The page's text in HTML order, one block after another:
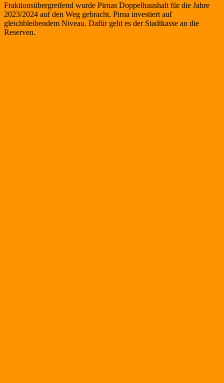
Fraktionsübergreifend wurde Pirnas Doppelhaushalt für die Jahre
2023/2024 auf den Weg gebracht. Pirna investiert auf
gleichbleibendem Niveau. Dafür geht es der Stadtkasse an die
Reserven.